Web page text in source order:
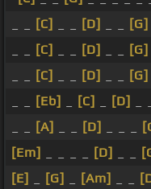
[C] [D] [G]
[C] [D] [G]
[C] [D] [G]
[Eb] [C] [D]
[A] [D]
[Em]
[D]
[E]
[G] [Am]